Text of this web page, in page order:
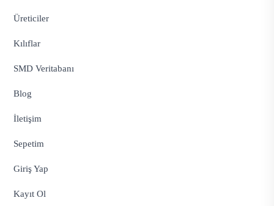
Üreticiler
Kılıflar
SMD Veritabanı
Blog
İletişim
Sepetim
Giriş Yap
Kayıt Ol